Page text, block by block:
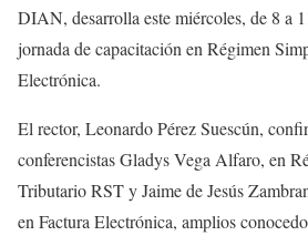
DIAN, desarrolla este miércoles, de 8 a
jornada de capacitación en Régimen
Electrónica.
El rector, Leonardo Pérez Suescún,
conferencistas Gladys Vega Alfaro, en
Tributario RST y Jaime de Jesús
en Factura Electrónica, amplios